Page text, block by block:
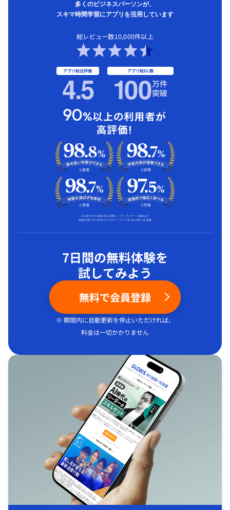
多くのビジネスパーソンが、
スキマ時間学習にアプリを活用しています
総レビュー数10,000件以上
アプリ総合評価
4.5 アプリ総DL数
100万件
突破
7日間の無料体験を
試してみよう
無料で会員登録
※ 期間内に自動更新を停止いただければ、
料金は一切かかりません